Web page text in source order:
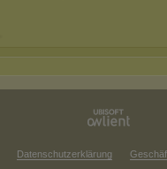
Datenschutzerklärung